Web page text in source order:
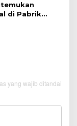
di Pabrik
yang wajib ditandai